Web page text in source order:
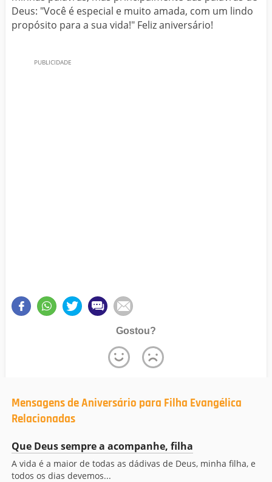
Deus: "Você é especial e muito amada, com um lindo
propósito para a sua vida!" Feliz aniversário!
Gostou?
Mensagens de Aniversário para Filha Evangélica
Relacionadas
Que Deus sempre a acompanhe, filha
A vida é a maior de todas as dádivas de Deus, minha filha, e
todos os dias devemos...